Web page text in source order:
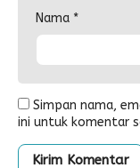
Nama *
Simpan nama,
ini untuk komentar